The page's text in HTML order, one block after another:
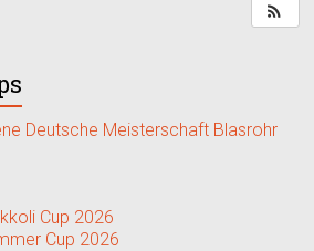
Deutsche Meisterschaft Blasrohr
Cup 2026
Cup 2026